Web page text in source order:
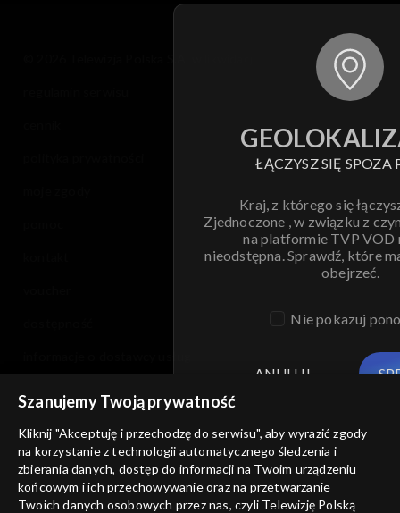
ŁĄCZYSZ SIĘ SPOZA
Kraj, z którego się
Zjednoczone , w związku z
na platformie TVP VOD
nieodstępna. Sprawdź, które
obejrzeć.
Nie pokazuj
ANULUJ
Szanujemy Twoją prywatność
Kliknij "Akceptuję i przechodzę do serwisu", aby wyrazić zgody
na korzystanie z technologii automatycznego śledzenia i
zbierania danych, dostęp do informacji na Twoim urządzeniu
końcowym i ich przechowywanie oraz na przetwarzanie
Twoich danych osobowych przez nas, czyli Telewizję Polską